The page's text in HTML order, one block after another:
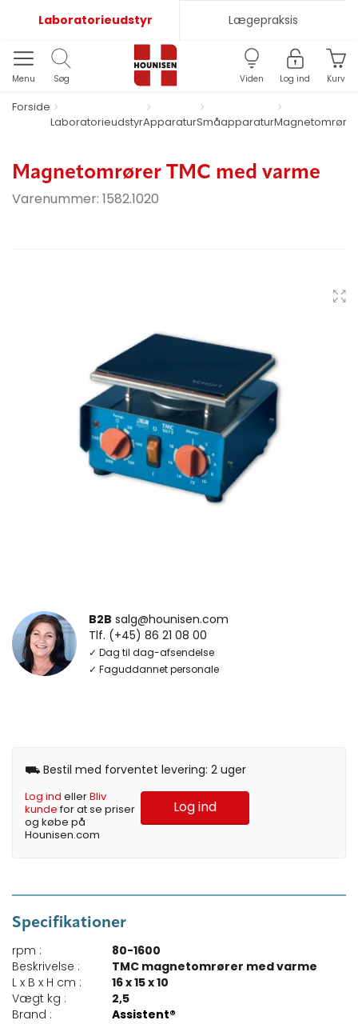
Laboratorieudstyr Lægepraksis
Menu Søg Viden Log ind Kurv
Forside
LaboratorieudstyrApparaturSmåapparaturMagnetomrører
Magnetomrører TMC med varme
Varenummer: 1582.1020
B2B salg@hounisen.com
Tlf. (+45) 86 21 08 00
✓ Dag til dag-afsendelse
✓ Faguddannet personale
⛟ Bestil med forventet levering: 2 uger
Log ind ellerBliv
kundefor at se priser
og købe på
Hounisen.com
Log ind
Specifikationer
rpm :
80-1600
Beskrivelse :
TMC magnetomrører med varme
L x B x H cm :
16 x 15 x 10
Vægt kg :
2,5
Brand :
Assistent®